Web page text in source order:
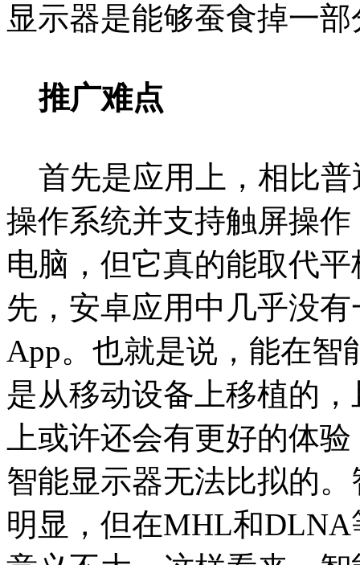
显示器是能够蚕食掉一
推广难点
首先是应用上，相比
操作系统并支持触屏操
电脑，但它真的能取代
先，安卓应用中几乎没
App。也就是说，能在智
是从移动设备上移植的
上或许还会有更好的体
智能显示器无法比拟的
明显，但在MHL和